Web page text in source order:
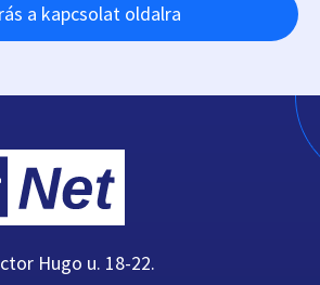
a kapcsolat oldalra
Hugo u. 18-22.